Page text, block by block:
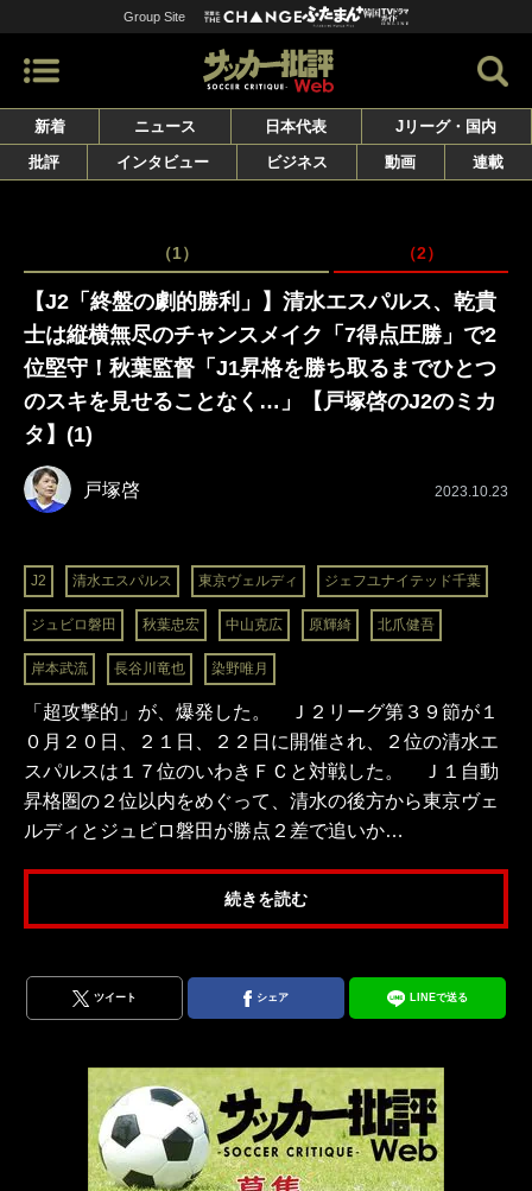
Group Site
新着 ニュース 日本代表
Jリーグ・国内
批評
インタビュー ビジネス 動画 連載
（1） （2）
【J2「終盤の劇的勝利」】清水エスパルス、乾貴
士は縦横無尽のチャンスメイク「7得点圧勝」で2
位堅守！秋葉監督「J1昇格を勝ち取るまでひとつ
のスキを見せることなく…」【戸塚啓のJ2のミカ
タ】(1)
戸塚啓 2023.10.23
J2 清水エスパルス 東京ヴェルディ ジェフユナイテッド千葉
ジュビロ磐田 秋葉忠宏 中山克広 原輝綺 北爪健吾
岸本武流 長谷川竜也 染野唯月
「超攻撃的」が、爆発した。 Ｊ２リーグ第３９節が１
０月２０日、２１日、２２日に開催され、２位の清水エ
スパルスは１７位のいわきＦＣと対戦した。 Ｊ１自動
昇格圏の２位以内をめぐって、清水の後方から東京ヴェ
ルディとジュビロ磐田が勝点２差で追いか…
続きを読む
ツイート シェア LINEで送る